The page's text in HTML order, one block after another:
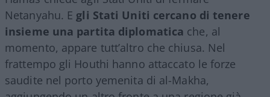
Netanyahu. E gli Stati Uniti cercano di tenere
insieme una partita diplomatica che, al
momento, appare tutt’altro che chiusa. Nel
frattempo gli Houthi hanno attaccato le forze
saudite nel porto yemenita di al-Makha,